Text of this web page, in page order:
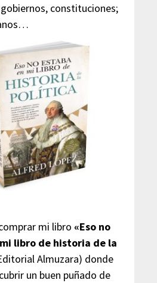
constituciones;
mi libro «Eso no
libro de historia de la
Almuzara) donde
un buen puñado de